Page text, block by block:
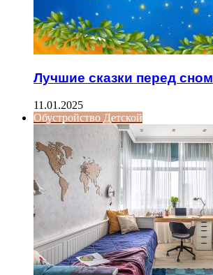
Лучшие сказки перед сном
11.01.2025
Обустройство Детской